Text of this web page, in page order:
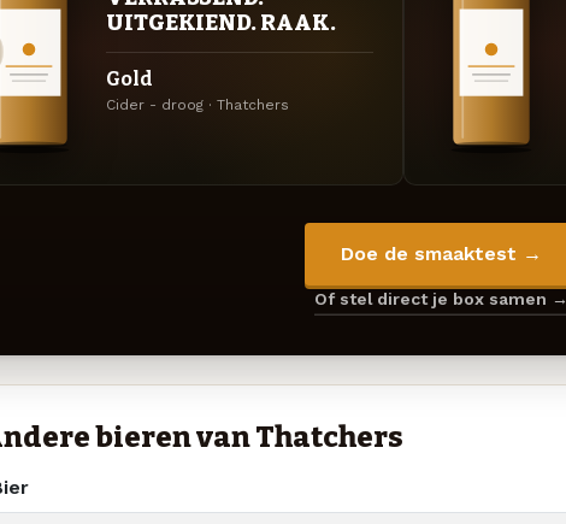
UITGEKIEND. RAAK.
Gold
Cider - droog · Thatchers
Doe de smaaktest →
Of stel direct je box samen →
bieren van Thatchers